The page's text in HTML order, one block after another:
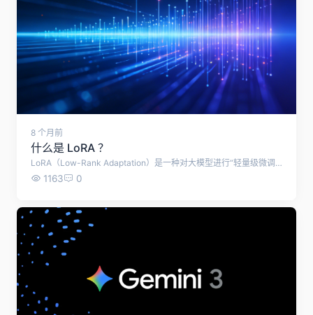
8 个月前
什么是 LoRA ？
LoRA（Low-Rank Adaptation）是一种对大模型进行“轻量级微调”的技术。
1163 0